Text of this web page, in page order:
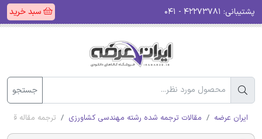
پشتیبانی: سبد خرید
جستجو
ایران عرضه مقالات ترجمه شده رشته مهندسی کشاورزی ترجمه مقاله